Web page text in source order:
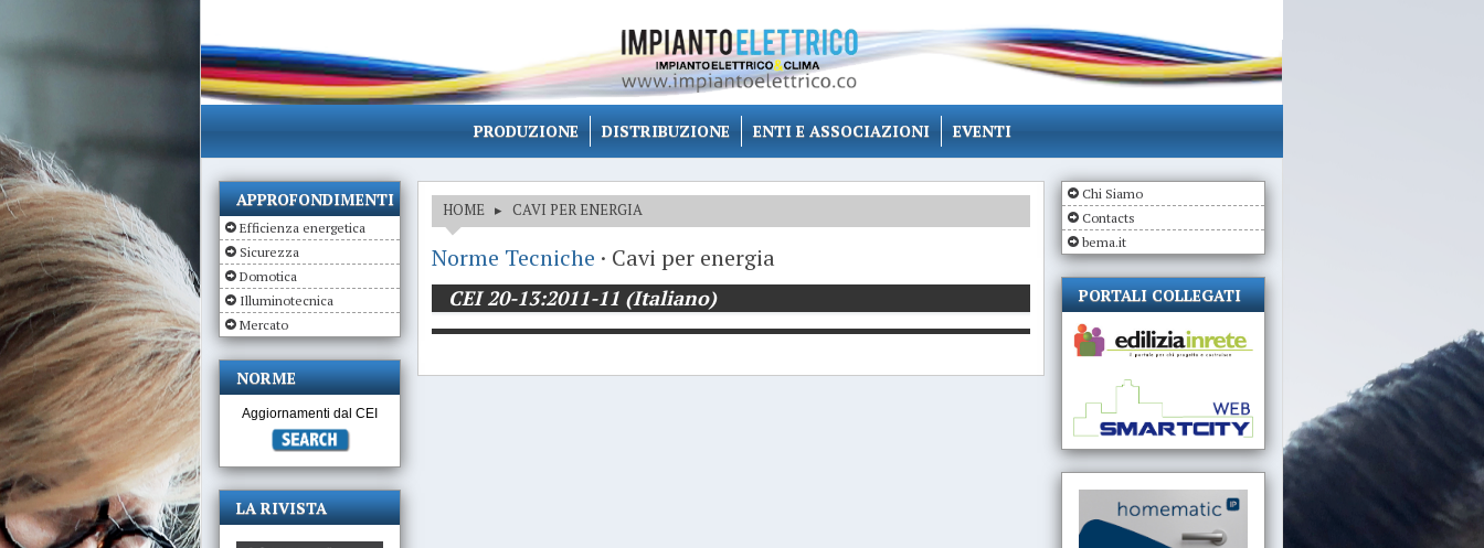
PRODUZIONE DISTRIBUZIONE ENTI E ASSOCIAZIONI EVENTI
HOME ▸CAVI PER ENERGIA
Norme Tecniche · Cavi per energia
CEI 20-13:2011-11 (Italiano)
APPROFONDIMENTI
Efficienza energetica
Sicurezza
Domotica
Illuminotecnica
Mercato
NORME
Aggiornamenti dal CEI
LA RIVISTA
Chi Siamo
Contacts
bema.it
PORTALI COLLEGATI